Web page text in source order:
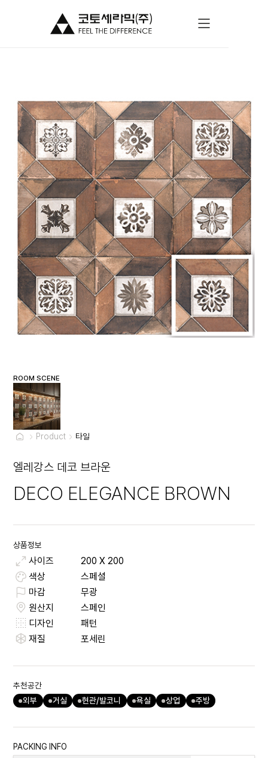
ROOM SCENE
Product 타일
엘레강스 데코 브라운
DECO ELEGANCE BROWN
상품정보
사이즈 200 X 200
색상
스페셜
마감
무광
원산지
스페인
디자인
패턴
재질
포세린
추천공간
외부
거실 현관/발코니 욕실 상업 주방
PACKING INFO